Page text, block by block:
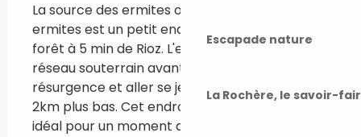
Escapade nature
La Rochère, le savoir-
La source des ermites ou résurgence des
ermites est un petit endroit paisible dans la
forêt à 5 min de Rioz. L'ermite parcourt un
réseau souterrain avant de sortir par sa
résurgence et aller se jeter dans la Buthiers
2km plus bas. Cet endroit calme et isolé est
idéal pour un moment détente avec des...